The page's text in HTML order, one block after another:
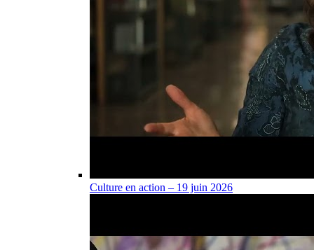
Culture en action – 19 juin 2026